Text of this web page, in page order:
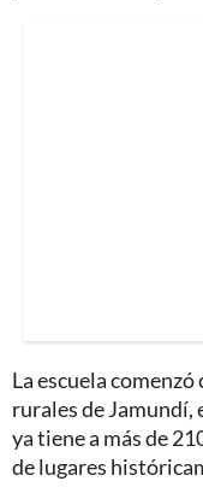
La escuela
rurales de Jamundí,
ya tiene a más de
de lugares